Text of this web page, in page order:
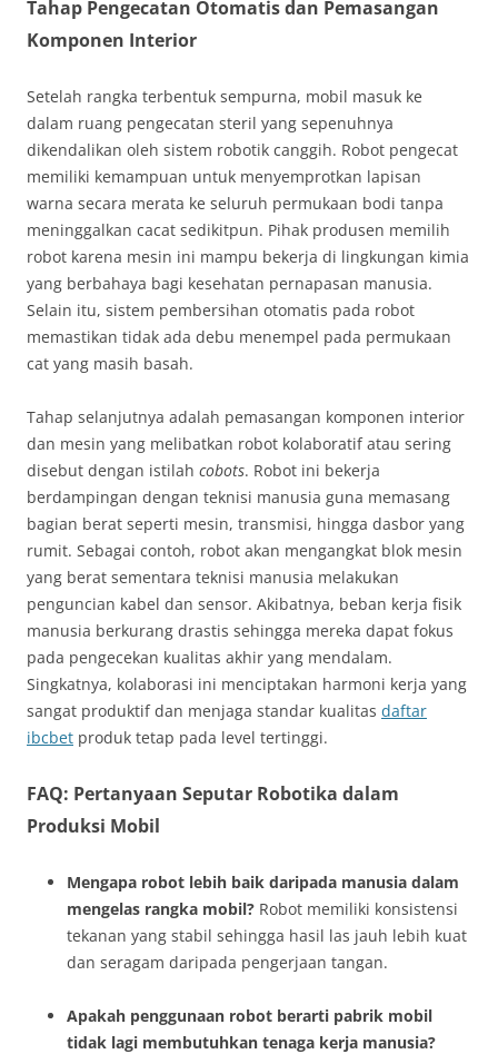
Tahap Pengecatan Otomatis dan Pemasangan
Komponen Interior
Setelah rangka terbentuk sempurna, mobil masuk ke
dalam ruang pengecatan steril yang sepenuhnya
dikendalikan oleh sistem robotik canggih. Robot pengecat
memiliki kemampuan untuk menyemprotkan lapisan
warna secara merata ke seluruh permukaan bodi tanpa
meninggalkan cacat sedikitpun. Pihak produsen memilih
robot karena mesin ini mampu bekerja di lingkungan kimia
yang berbahaya bagi kesehatan pernapasan manusia.
Selain itu, sistem pembersihan otomatis pada robot
memastikan tidak ada debu menempel pada permukaan
cat yang masih basah.
Tahap selanjutnya adalah pemasangan komponen interior
dan mesin yang melibatkan robot kolaboratif atau sering
disebut dengan istilah cobots. Robot ini bekerja
berdampingan dengan teknisi manusia guna memasang
bagian berat seperti mesin, transmisi, hingga dasbor yang
rumit. Sebagai contoh, robot akan mengangkat blok mesin
yang berat sementara teknisi manusia melakukan
penguncian kabel dan sensor. Akibatnya, beban kerja fisik
manusia berkurang drastis sehingga mereka dapat fokus
pada pengecekan kualitas akhir yang mendalam.
Singkatnya, kolaborasi ini menciptakan harmoni kerja yang
sangat produktif dan menjaga standar kualitas daftar
ibcbet produk tetap pada level tertinggi.
FAQ: Pertanyaan Seputar Robotika dalam
Produksi Mobil
Mengapa robot lebih baik daripada manusia dalam
mengelas rangka mobil? Robot memiliki konsistensi
tekanan yang stabil sehingga hasil las jauh lebih kuat
dan seragam daripada pengerjaan tangan.
Apakah penggunaan robot berarti pabrik mobil
tidak lagi membutuhkan tenaga kerja manusia?